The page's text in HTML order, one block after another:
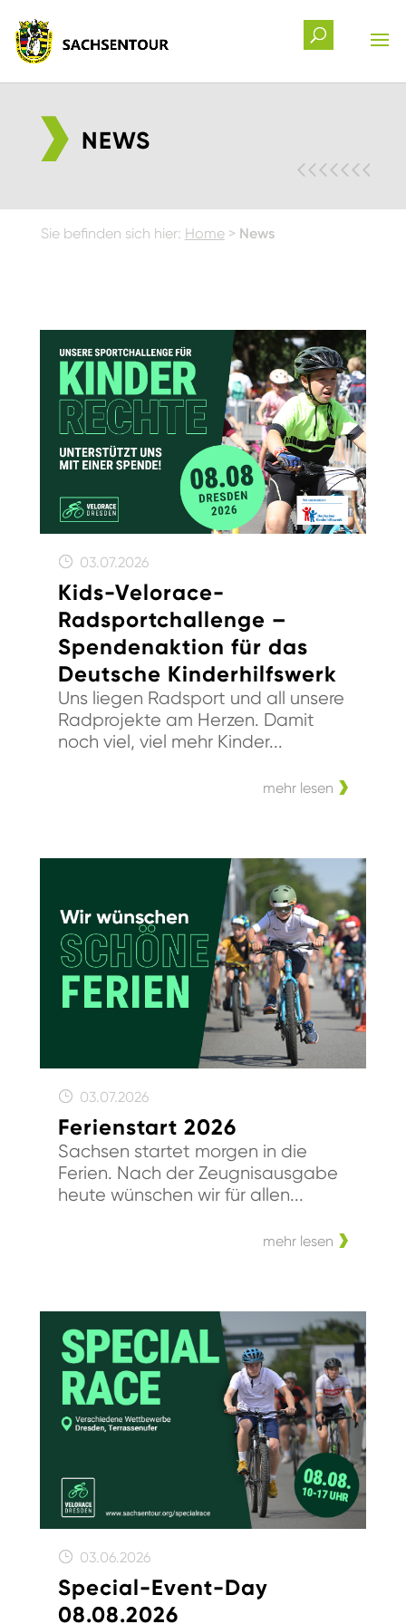
NEWS
Sie befinden sich hier: Home> News
03.07.2026
Kids-Velorace-
Radsportchallenge –
Spendenaktion für das
Deutsche Kinderhilfswerk
Uns liegen Radsport und all unsere
Radprojekte am Herzen. Damit
noch viel, viel mehr Kinder...
mehr lesen
03.07.2026
Ferienstart 2026
Sachsen startet morgen in die
Ferien. Nach der Zeugnisausgabe
heute wünschen wir für allen...
mehr lesen
03.06.2026
Special-Event-Day
08.08.2026